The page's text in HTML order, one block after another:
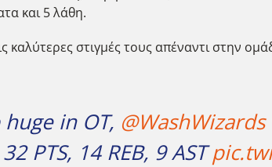
και 5 λάθη.
στιγμές τους απέναντι στην
in OT, @WashWizards
PTS, 14 REB, 9 AST